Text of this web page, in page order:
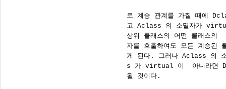
로 계승 관계를 가질 때에
고 Aclass 의 소멸자가
상위 클래스의 어떤 클래스의
자를 호출하여도 모든 계승된
게 된다. 그러나 Aclass 의
s 가 virtual 이  아니라면
      될 것이다.